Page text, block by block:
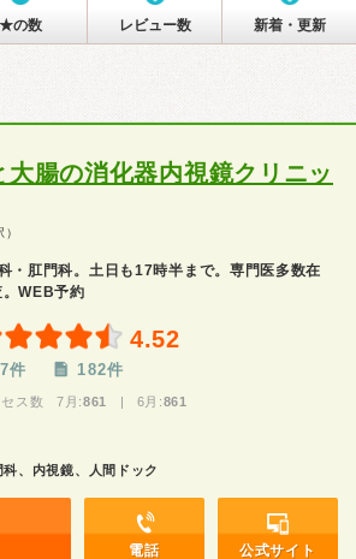
★の数 レビュー数 新着・更新
腸の消化器内視鏡クリニッ
・肛門科。土日も17時半まで。専門医多数在
WEB予約
4.52
7件 182件
セス数 7月:861 | 6月:861
、内視鏡、人間ドック
電話 公式サイト